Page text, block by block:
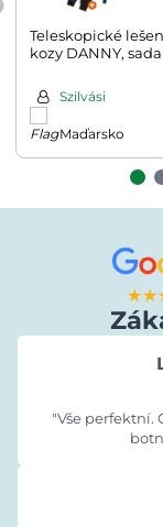
Teleskopické
kozy DANNY, sada
130cm, stříbrná/
Szilvási
Maďarsko
"Vše perfektní.